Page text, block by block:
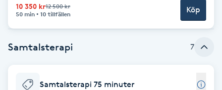
BIAB10 350 kr12 500 kr
50 min
10 tillfällen Köp
Samtalsterapi 7
Samtalsterapi 75 minuter